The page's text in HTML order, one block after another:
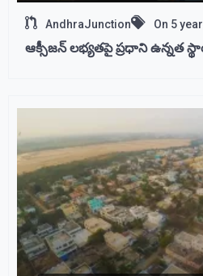
AndhraJunction On 5
ఆక్సీజన్ లభ్యతపై ప్ర‌ధాని ఉన్నత